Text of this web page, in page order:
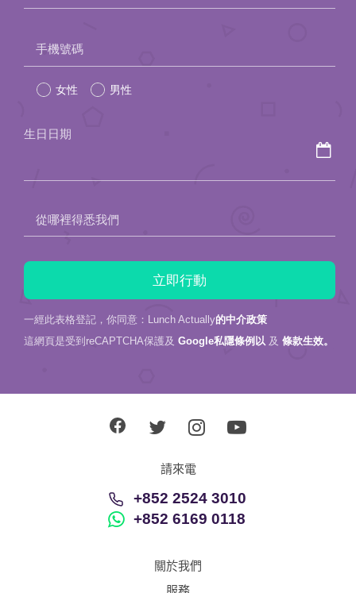
leave
this
手機號碼
女性 男性
生日日期
從哪裡得悉我們
一經此表格登記，你同意：Lunch Actually的中介政策
這網頁是受到reCAPTCHA保護及 Google私隱條例以 及 條款生效。
請來電
+852 2524 3010
+852 6169 0118
關於我們
服務